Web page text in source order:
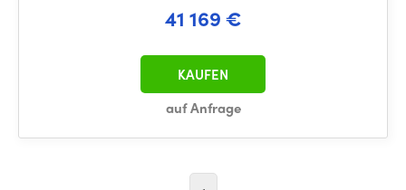
41 169 €
auf Anfrage
KAUFEN